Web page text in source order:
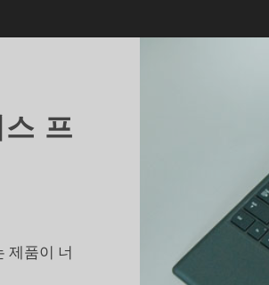
프
제품이 너